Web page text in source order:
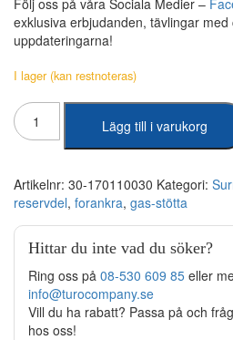
exklusiva erbjudanden, tävlingar
uppdateringarna!
I lager (kan restnoteras)
Forankra
-
Fot
Gas-
stötta
Lägg till i varukorg
Artikelnr: 30-170110030 Kategori:
reservdel, forankra, gas-stötta
Hittar du inte vad du söker?
Ring oss på 08-530 609 85 eller
info@turocompany.se
Vill du ha rabatt? Passa på och
hos oss!